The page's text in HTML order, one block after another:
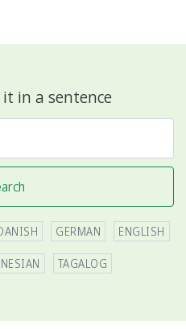
in a sentence
GERMAN ENGLISH
TAGALOG